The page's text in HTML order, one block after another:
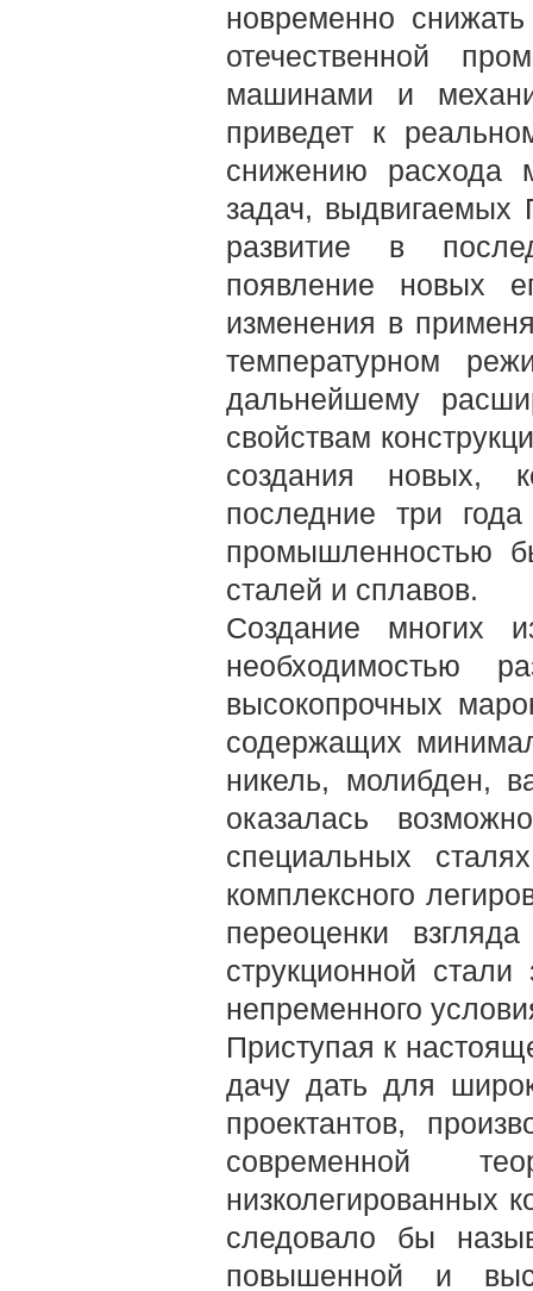
новременно
отечест­венной
машинами и
приведет к
снижению расхода
задач, выдвигаемых
развитие в
появление новых
изменения в
температурном
дальнейшему
свойствам
создания новых,
последние три
промышленностью
сталей и сплавов.
Создание многих
необхо­димостью
высокопрочных
содержащих
никель, молибден,
оказалась
специальных
комплексного
переоценки
струкционной
не­пременного
Приступая к
дачу дать для
про­ектантов,
современ­ной
низколегированных
следовало бы
повышенной и